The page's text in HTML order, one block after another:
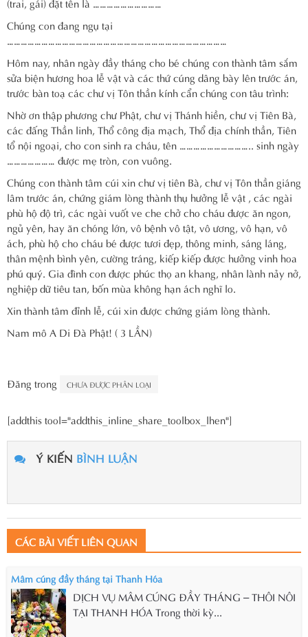
Chúng con đang ngụ tại
……………………………………………………………………………………
Hôm nay, nhân ngày đầy tháng cho bé chúng con thành tâm sắm
sửa biện hương hoa lễ vật và các thứ cúng dâng bày lên trước án,
trước bàn toạ các chư vị Tôn thần kính cẩn chúng con tâu trình:
Nhờ ơn thập phương chư Phật, chư vị Thánh hiền, chư vị Tiên Bà,
các đấng Thần linh, Thổ công địa mạch, Thổ địa chính thần, Tiên
tổ nội ngoại, cho con sinh ra cháu, tên ………………………….. sinh ngày
………………… được mẹ tròn, con vuông.
Chúng con thành tâm cúi xin chư vị tiên Bà, chư vị Tôn thần giáng
lâm trước án, chứng giám lòng thành thụ hưởng lễ vật , các ngài
phù hộ độ trì, các ngài vuốt ve che chở cho cháu được ăn ngon,
ngủ yên, hay ăn chóng lớn, vô bệnh vô tật, vô ương, vô hạn, vô
ách, phù hộ cho cháu bé được tươi đẹp, thông minh, sáng láng,
thân mệnh bình yên, cường tráng, kiếp kiếp được hưởng vinh hoa
phú quý. Gia đình con được phúc thọ an khang, nhân lành nảy nở,
nghiệp dữ tiêu tan, bốn mùa không hạn ách nghĩ lo.
Xin thành tâm đỉnh lễ, cúi xin được chứng giám lòng thành.
Nam mô A Di Đà Phật! ( 3 LẦN)
Đăng trong CHƯA ĐƯỢC PHÂN LOẠI
[addthis tool="addthis_inline_share_toolbox_lhen"]
Ý KIẾN BÌNH LUẬN
CÁC BÀI VIẾT LIÊN QUAN
Mâm cúng đầy tháng tại Thanh Hóa
DỊCH VỤ MÂM CÚNG ĐẦY THÁNG – THÔI NÔI
TẠI THANH HÓA Trong thời kỳ...